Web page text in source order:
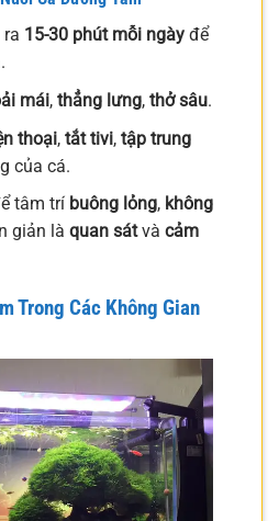
ra 15-30 phút mỗi ngàyđể
mái, thẳng lưng, thở sâu.
thoại, tắt tivi, tập trung
của cá.
tâm trí buông lỏng, không
giản là quan sátvà cảm
Trong Các Không Gian